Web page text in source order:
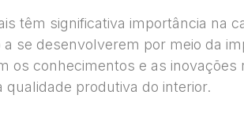
têm significativa importância na
se desenvolverem por meio da
os conhecimentos e as
produtiva do interior.